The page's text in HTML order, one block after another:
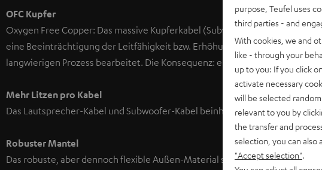
OFC Kupfer
Oxygen Free Copper: Das massive Kupferkabel (Subwoofer und
eine Beeinträchtigung der Leitfähigkeit bzw. Erhöhung des Widerstandes
langwierigen Prozess bearbeitet. Die Konsequenz: eine originalgetreue,
Mehr Litzen pro Kabel
Das Lautsprecher-Kabel und Subwoofer-Kabel beinhaltet besonders
Robuster Mantel
Das robuste, aber dennoch flexible Außen-Material schützt das aufwendige
purpose, Teufel uses
third parties - and
With cookies, we and
like - through your
up to you: If you click on
activate necessary
will be selected
relevant to you by
the transfer and
selection, you can also
"Accept selection"